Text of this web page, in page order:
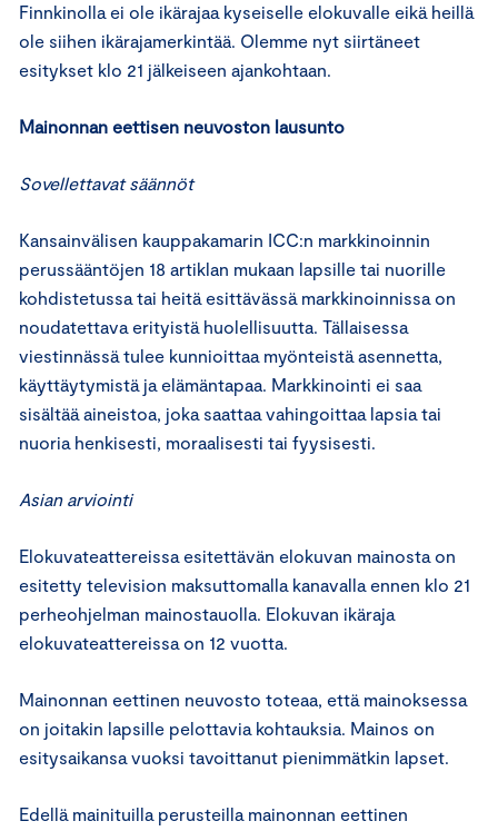
Finnkinolla ei ole ikärajaa kyseiselle elokuvalle eikä heillä
ole siihen ikärajamerkintää. Olemme nyt siirtäneet
esitykset klo 21 jälkeiseen ajankohtaan.
Mainonnan eettisen neuvoston lausunto
Sovellettavat säännöt
Kansainvälisen kauppakamarin ICC:n markkinoinnin
perussääntöjen 18 artiklan mukaan lapsille tai nuorille
kohdistetussa tai heitä esittävässä markkinoinnissa on
noudatettava erityistä huolellisuutta. Tällaisessa
viestinnässä tulee kunnioittaa myönteistä asennetta,
käyttäytymistä ja elämäntapaa. Markkinointi ei saa
sisältää aineistoa, joka saattaa vahingoittaa lapsia tai
nuoria henkisesti, moraalisesti tai fyysisesti.
Asian arviointi
Elokuvateattereissa esitettävän elokuvan mainosta on
esitetty television maksuttomalla kanavalla ennen klo 21
perheohjelman mainostauolla. Elokuvan ikäraja
elokuvateattereissa on 12 vuotta.
Mainonnan eettinen neuvosto toteaa, että mainoksessa
on joitakin lapsille pelottavia kohtauksia. Mainos on
esitysaikansa vuoksi tavoittanut pienimmätkin lapset.
Edellä mainituilla perusteilla mainonnan eettinen